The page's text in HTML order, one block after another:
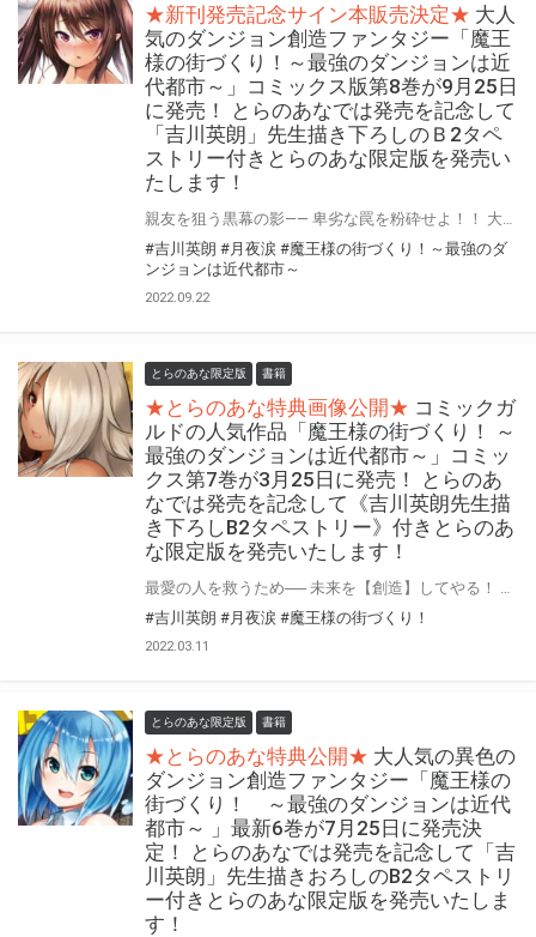
★新刊発売記念サイン本販売決定★ 大人
気のダンジョン創造ファンタジー「魔王
様の街づくり！～最強のダンジョンは近
代都市～」コミックス版第8巻が9月25日
に発売！ とらのあなでは発売を記念して
「吉川英朗」先生描き下ろしのＢ2タペ
ストリー付きとらのあな限定版を発売い
たします！
#吉川英朗 #月夜涙 #魔王様の街づくり！～最強のダ
ンジョンは近代都市～
2022.09.22
とらのあな限定版 書籍
★とらのあな特典画像公開★ コミックガ
ルドの人気作品「魔王様の街づくり！ ～
最強のダンジョンは近代都市～」コミッ
クス第7巻が3月25日に発売！ とらのあ
なでは発売を記念して《吉川英朗先生描
き下ろしB2タペストリー》付きとらのあ
な限定版を発売いたします！
#吉川英朗 #月夜涙 #魔王様の街づくり！
2022.03.11
とらのあな限定版 書籍
★とらのあな特典公開★ 大人気の異色の
ダンジョン創造ファンタジー「魔王様の
街づくり！ ～最強のダンジョンは近代
都市～ 」最新6巻が7月25日に発売決
定！ とらのあなでは発売を記念して「吉
川英朗」先生描きおろしのB2タペストリ
ー付きとらのあな限定版を発売いたしま
す！